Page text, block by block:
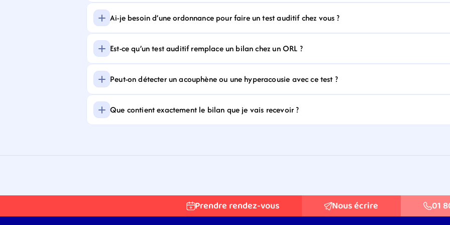
Ai-je besoin d’une ordonnance pour faire un test auditif chez vous ?
Est-ce qu’un test auditif remplace un bilan chez un ORL ?
Peut-on détecter un acouphène ou une hyperacousie avec ce test ?
Que contient exactement le bilan que je vais recevoir ?
Prendre rendez-vous Nous écrire 01